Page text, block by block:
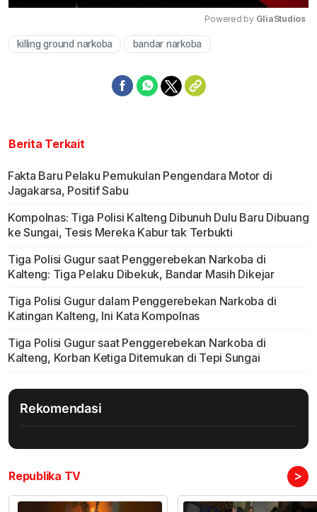
Powered by GliaStudios
killing ground narkoba bandar narkoba
Berita Terkait
Fakta Baru Pelaku Pemukulan Pengendara Motor di
Jagakarsa, Positif Sabu
Kompolnas: Tiga Polisi Kalteng Dibunuh Dulu Baru Dibuang
ke Sungai, Tesis Mereka Kabur tak Terbukti
Tiga Polisi Gugur saat Penggerebekan Narkoba di
Kalteng: Tiga Pelaku Dibekuk, Bandar Masih Dikejar
Tiga Polisi Gugur dalam Penggerebekan Narkoba di
Katingan Kalteng, Ini Kata Kompolnas
Tiga Polisi Gugur saat Penggerebekan Narkoba di
Kalteng, Korban Ketiga Ditemukan di Tepi Sungai
Rekomendasi
Republika TV >